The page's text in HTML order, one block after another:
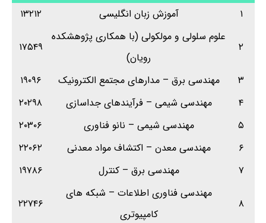
۱
آموزش زبان انگلیسی ۱۳۲۱۲
۲
علوم سلولی و مولکولی (با همکاری پژوهشکده
رویان)
۱۷۵۴۹
۳ مهندسی برق – مدارهای مجتمع الکترونیک
۱۹۰۹۶
۴
مهندسی شیمی – فرآیندهای جداسازی
۲۰۲۹۸
۵
مهندسی شیمی – نانو فناوری
۲۰۳۰۶
۶
مهندسی معدن – اکتشاف مواد معدنی
۲۲۰۶۲
۷
مهندسی برق – کنترل ۱۹۷۸۶
۸
مهندسی فناوری اطلاعات – شبکه های
کامپیوتری
۲۲۷۴۶